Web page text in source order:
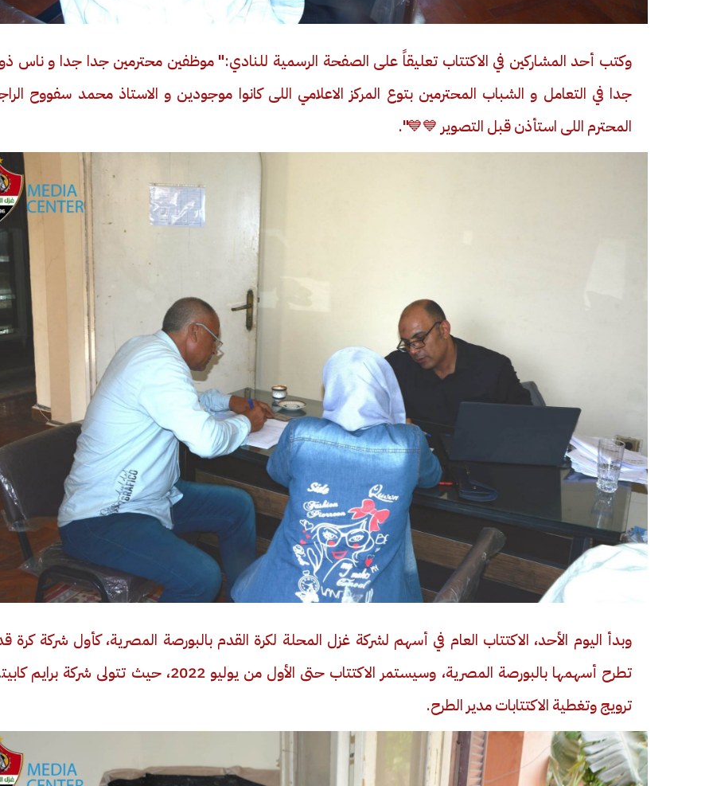
وكتب أحد المشاركين في الاكتتاب تعليقاً على الصفحة الرسمية للنادي:" موظفين محترمين جدا جدا و ناس
جدا في التعامل و الشباب المحترمين بتوع المركز الاعلامي اللى كانوا موجودين و الاستاذ محمد سفووح
المحترم اللى استأذن قبل التصوير 💙💙".
وبدأ اليوم الأحد، الاكتتاب العام في أسهم لشركة غزل المحلة لكرة القدم بالبورصة المصرية، كأول شركة كرة
تطرح أسهمها بالبورصة المصرية، وسيستمر الاكتتاب حتى الأول من يوليو 2022، حيث تتولى شركة برايم
ترويج وتغطية الاكتتابات مدير الطرح.